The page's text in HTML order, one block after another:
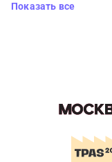
Показать все